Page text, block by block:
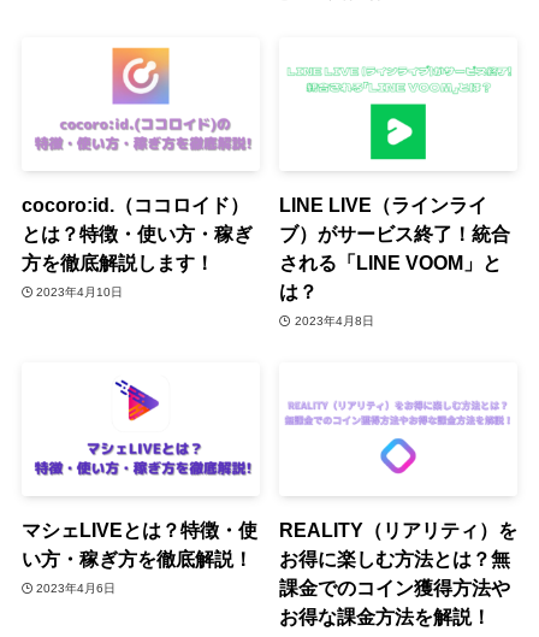
cocoro:id.（ココロイド）
とは？特徴・使い方・稼ぎ
方を徹底解説します！
2023年4月10日
LINE LIVE（ラインライ
ブ）がサービス終了！統合
される「LINE VOOM」と
は？
2023年4月8日
マシェLIVEとは？特徴・使
い方・稼ぎ方を徹底解説！
2023年4月6日
REALITY（リアリティ）を
お得に楽しむ方法とは？無
課金でのコイン獲得方法や
お得な課金方法を解説！